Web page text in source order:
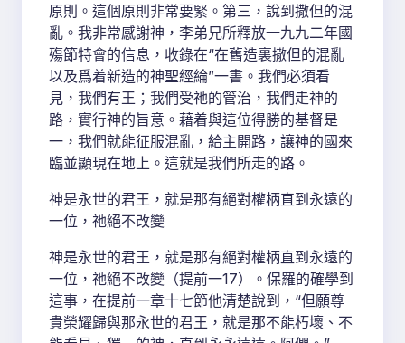
原則。這個原則非常要緊。第三，說到撒但的混
亂。我非常感謝神，李弟兄所釋放一九九二年國
殤節特會的信息，收錄在“在舊造裏撒但的混亂
以及爲着新造的神聖經綸”一書。我們必須看
見，我們有王；我們受祂的管治，我們走神的
路，實行神的旨意。藉着與這位得勝的基督是
一，我們就能征服混亂，給主開路，讓神的國來
臨並顯現在地上。這就是我們所走的路。
神是永世的君王，就是那有絕對權柄直到永遠的
一位，祂絕不改變
神是永世的君王，就是那有絕對權柄直到永遠的
一位，祂絕不改變（提前一17）。保羅的確學到
這事，在提前一章十七節他清楚說到，“但願尊
貴榮耀歸與那永世的君王，就是那不能朽壞、不